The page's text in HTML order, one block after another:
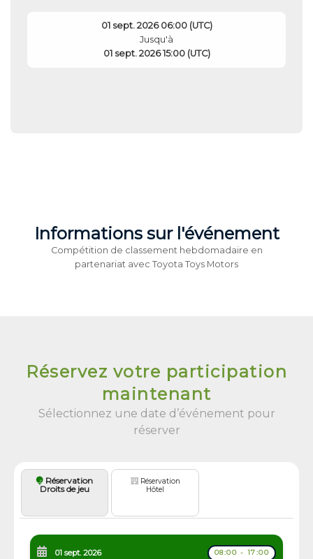
01 sept. 2026 06:00 (UTC)
Jusqu'à
01 sept. 2026 15:00 (UTC)
Informations sur l'événement
Compétition de classement hebdomadaire en
partenariat avec Toyota Toys Motors
Réservez votre participation
maintenant
Sélectionnez une date d’événement pour
réserver
Réservation
Droits de jeu
Réservation
Hôtel
01 sept. 2026 08:00 - 17:00